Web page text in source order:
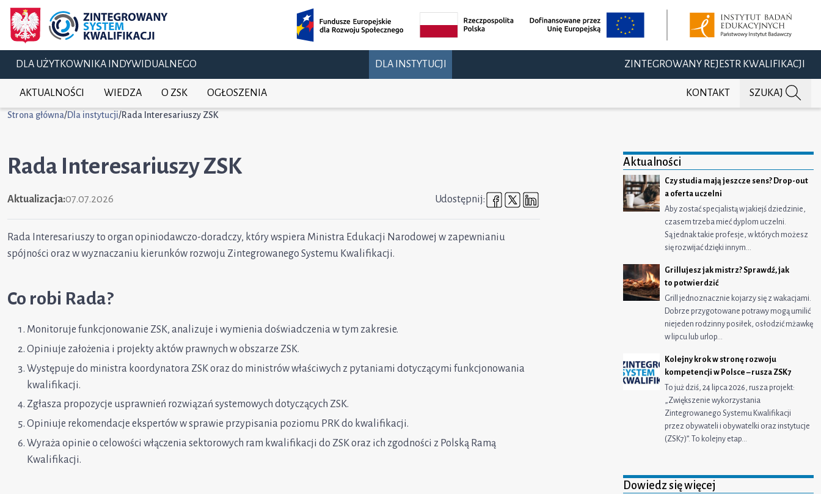
DLA UŻYTKOWNIKA INDYWIDUALNEGO DLA INSTYTUCJI ZINTEGROWANY REJESTR KWALIFIKACJI
AKTUALNOŚCI WIEDZA O ZSK OGŁOSZENIA KONTAKT SZUKAJ
Strona główna/Dla instytucji/Rada Interesariuszy ZSK
Rada Interesariuszy ZSK
Aktualizacja:07.07.2026 Udostępnij: Udostępnij na Facebooku
Udostępnij na Twitterze
Udostępnij na LinkedIn
Rada Interesariuszy to organ opiniodawczo-doradczy, który wspiera Ministra Edukacji Narodowej w zapewnianiu
spójności oraz w wyznaczaniu kierunków rozwoju Zintegrowanego Systemu Kwalifikacji.
Co robi Rada?
Monitoruje funkcjonowanie ZSK, analizuje i wymienia doświadczenia w tym zakresie.
Opiniuje założenia i projekty aktów prawnych w obszarze ZSK.
Występuje do ministra koordynatora ZSK oraz do ministrów właściwych z pytaniami dotyczącymi funkcjonowania
kwalifikacji.
Zgłasza propozycje usprawnień rozwiązań systemowych dotyczących ZSK.
Opiniuje rekomendacje ekspertów w sprawie przypisania poziomu PRK do kwalifikacji.
Wyraża opinie o celowości włączenia sektorowych ram kwalifikacji do ZSK oraz ich zgodności z Polską Ramą
Kwalifikacji.
Aktualności
Czy studia mają jeszcze sens? Drop-out
a oferta uczelni
Aby zostać specjalistą w jakiejś dziedzinie,
czasem trzeba mieć dyplom uczelni.
Są jednak takie profesje, w których możesz
się rozwijać dzięki innym…
Grillujesz jak mistrz? Sprawdź, jak
to potwierdzić
Grill jednoznacznie kojarzy się z wakacjami.
Dobrze przygotowane potrawy mogą umilić
niejeden rodzinny posiłek, osłodzić mżawkę
w lipcu lub urlop…
Kolejny krok w stronę rozwoju
kompetencji w Polsce – rusza ZSK7
To już dziś, 24 lipca 2026, rusza projekt:
„Zwiększenie wykorzystania
Zintegrowanego Systemu Kwalifikacji
przez obywateli i obywatelki oraz instytucje
(ZSK7)”. To kolejny etap…
Dowiedz się więcej